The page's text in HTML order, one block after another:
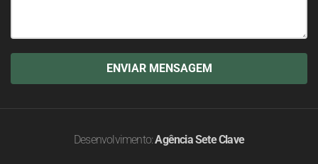
Desenvolvimento:Agência Sete Clave